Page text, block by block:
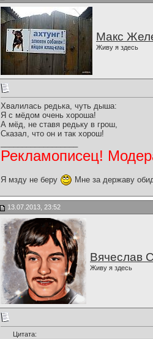
Макс
Живу я здесь
Хвалилась редька, чуть дыша:
Я с мёдом очень хороша!
А мёд, не ставя редьку в грош,
Сказал, что он и так хорош!
Рекламописец!
Я мзду не беру Мне за державу
13.07.2013, 23:52
Вячеслав
Живу я здесь
Цитата: